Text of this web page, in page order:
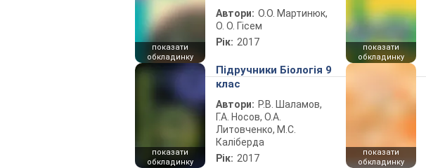
показати
обкладинку
Автори: О.О. Мартинюк,
О. О. Гісем
Рік: 2017
показати
обкладинку
показати
обкладинку
Підручники Біологія 9
клас
Автори: Р.В. Шаламов,
Г.А. Носов, О.А.
Литовченко, М.С.
Каліберда
Рік: 2017
показати
обкладинку